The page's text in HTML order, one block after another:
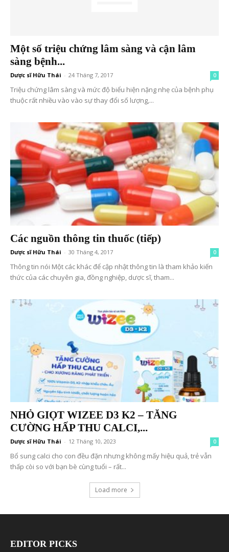
Một số triệu chứng lâm sàng và cận lâm
sàng bệnh...
Dược sĩ Hữu Thái - 24 Tháng 7, 2017 0
Triệu chứng lâm sàng và mức độ biểu hiện nặng nhẹ của bệnh phụ
thuộc rất nhiều vào vào sự thay đổi số lượng,...
Các nguồn thông tin thuốc (tiếp)
Dược sĩ Hữu Thái - 30 Tháng 4, 2017 0
Thông tin nói Một các khác để cập nhật thông tin là tham khảo kiến
thức của các chuyên gia, đồng nghiệp, dược sĩ, tham...
NHỎ GIỌT WIZEE D3 K2 – TĂNG
CƯỜNG HẤP THU CALCI,...
Dược sĩ Hữu Thái - 12 Tháng 10, 2023 0
Bổ sung calci cho con đều đặn nhưng không mấy hiệu quả, trẻ vẫn
thấp còi so với bạn bè cùng tuổi – rất...
Load more
EDITOR PICKS